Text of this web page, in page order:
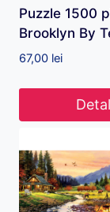
Puzzle 1500
Brooklyn By
67,00 lei